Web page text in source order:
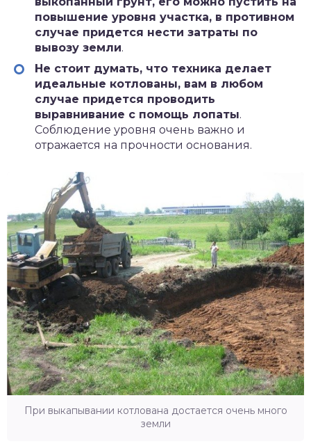
повышение уровня участка, в противном
случае придется нести затраты по
вывозу земли.
Не стоит думать, что техника делает
идеальные котлованы, вам в любом
случае придется проводить
выравнивание с помощь лопаты.
Соблюдение уровня очень важно и
отражается на прочности основания.
При выкапывании котлована достается очень много
земли